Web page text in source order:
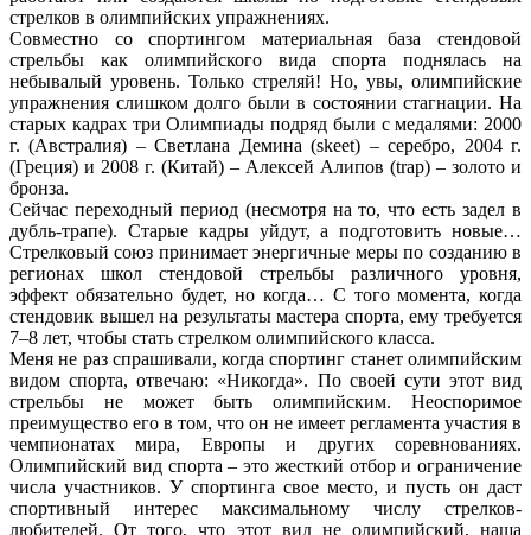
стрелков в олимпийских упражнениях.
Совместно со спортингом материальная база стендовой
стрельбы как олимпийского вида спорта поднялась на
небывалый уровень. Только стреляй! Но, увы, олимпийские
упражнения слишком долго были в состоянии стагнации. На
старых кадрах три Олимпиады подряд были с медалями: 2000
г. (Австралия) – Светлана Демина (skeet) – серебро, 2004 г.
(Греция) и 2008 г. (Китай) – Алексей Алипов (trap) – золото и
бронза.
Сейчас переходный период (несмотря на то, что есть задел в
дубль-трапе). Старые кадры уйдут, а подготовить новые…
Стрелковый союз принимает энергичные меры по созданию в
регионах школ стендовой стрельбы различного уровня,
эффект обязательно будет, но когда… С того момента, когда
стендовик вышел на результаты мастера спорта, ему требуется
7–8 лет, чтобы стать стрелком олимпийского класса.
Меня не раз спрашивали, когда спортинг станет олимпийским
видом спорта, отвечаю: «Никогда». По своей сути этот вид
стрельбы не может быть олимпийским. Неоспоримое
преимущество его в том, что он не имеет регламента участия в
чемпионатах мира, Европы и других соревнованиях.
Олимпийский вид спорта – это жесткий отбор и ограничение
числа участников. У спортинга свое место, и пусть он даст
спортивный интерес максимальному числу стрелков-
любителей. От того, что этот вид не олимпийский, наша